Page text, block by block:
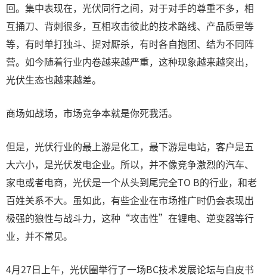
回。集中表现在，光伏同行之间，对于对手的尊重不多，相
互捅刀、背刺很多，互相攻击彼此的技术路线、产品质量等
等，有时单打独斗、捉对厮杀，有时各自抱团、结为不同阵
营。如今随着行业内卷越来越严重，这种现象越来越突出，
光伏生态也越来越差。
商场如战场，市场竞争本就是你死我活。
但是，光伏行业的最上游是化工，最下游是电站，客户是五
大六小，是光伏发电企业。所以，并不像竞争激烈的汽车、
家电或者电商，光伏是一个从头到尾完全TO B的行业，和老
百姓关系不大。虽如此，有些企业在市场推广时仍会表现出
极强的狼性与战斗力，这种“攻击性”在锂电、逆变器等行
业，并不常见。
4月27日上午，光伏圈举行了一场BC技术发展论坛与白皮书